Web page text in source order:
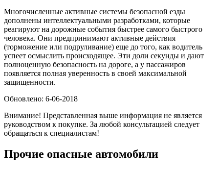
Многочисленные активные системы безопасной езды
дополнены интеллектуальными разработками, которые
реагируют на дорожные события быстрее самого быстрого
человека. Они предпринимают активные действия
(торможение или подруливание) еще до того, как водитель
успеет осмыслить происходящее. Эти доли секунды и дают
полноценную безопасность на дороге, а у пассажиров
появляется полная уверенность в своей максимальной
защищенности.
Обновлено: 6-06-2018
Внимание! Представленная выше информация не является
руководством к покупке. За любой консультацией следует
обращаться к специалистам!
Прочие опасные автомобили